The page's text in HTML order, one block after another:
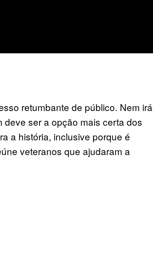
retumbante de público. Nem irá
ser a opção mais certa dos
a história, inclusive porque é
veteranos que ajudaram a